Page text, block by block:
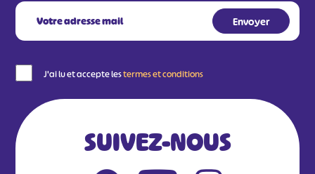
J'ai lu et accepte lestermes et conditions
SUIVEZ-NOUS